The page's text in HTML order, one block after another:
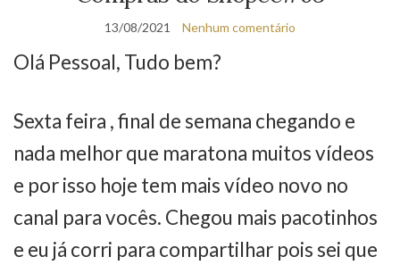
13/08/2021 Nenhum comentário
Olá Pessoal, Tudo bem?
Sexta feira , final de semana chegando e
nada melhor que maratona muitos vídeos
e por isso hoje tem mais vídeo novo no
canal para vocês. Chegou mais pacotinhos
e eu já corri para compartilhar pois sei que